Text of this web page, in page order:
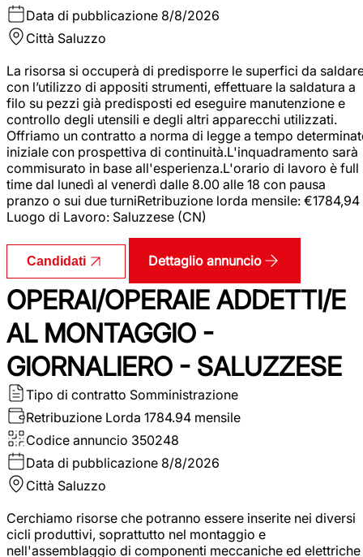
Data di pubblicazione 8/8/2026
Città Saluzzo
La risorsa si occuperà di predisporre le superfici da
con l’utilizzo di appositi strumenti, effettuare la saldatura a
filo su pezzi già predisposti ed eseguire manutenzione e
controllo degli utensili e degli altri apparecchi utilizzati.
Offriamo un contratto a norma di legge a tempo
iniziale con prospettiva di continuità.L'inquadramento sarà
commisurato in base all'esperienza.L'orario di lavoro è full
time dal lunedì al venerdì dalle 8.00 alle 18 con pausa
pranzo o sui due turniRetribuzione lorda mensile: €1784,94
Luogo di Lavoro: Saluzzese (CN)
Candidati Dettaglio annuncio
OPERAI/OPERAIE ADDETTI/E
AL MONTAGGIO -
GIORNALIERO - SALUZZESE
Tipo di contratto Somministrazione
Retribuzione Lorda 1784.94 mensile
Codice annuncio 350248
Data di pubblicazione 8/8/2026
Città Saluzzo
Cerchiamo risorse che potranno essere inserite nei diversi
cicli produttivi, soprattutto nel montaggio e
nell'assemblaggio di componenti meccaniche ed elettriche